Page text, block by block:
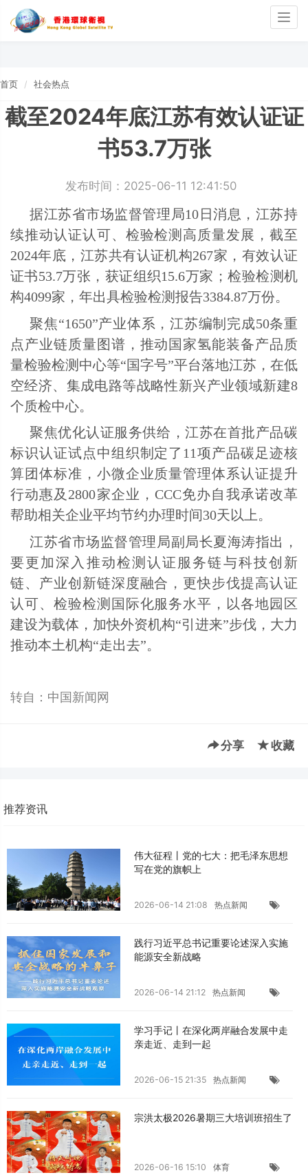
首页 社会热点
截至2024年底江苏有效认证证
书53.7万张
发布时间：2025-06-11 12:41:50
据江苏省市场监督管理局10日消息，江苏持
续推动认证认可、检验检测高质量发展，截至
2024年底，江苏共有认证机构267家，有效认证
证书53.7万张，获证组织15.6万家；检验检测机
构4099家，年出具检验检测报告3384.87万份。
聚焦“1650”产业体系，江苏编制完成50条重
点产业链质量图谱，推动国家氢能装备产品质
量检验检测中心等“国字号”平台落地江苏，在低
空经济、集成电路等战略性新兴产业领域新建8
个质检中心。
聚焦优化认证服务供给，江苏在首批产品碳
标识认证试点中组织制定了11项产品碳足迹核
算团体标准，小微企业质量管理体系认证提升
行动惠及2800家企业，CCC免办自我承诺改革
帮助相关企业平均节约办理时间30天以上。
江苏省市场监督管理局副局长夏海涛指出，
要更加深入推动检测认证服务链与科技创新
链、产业创新链深度融合，更快步伐提高认证
认可、检验检测国际化服务水平，以各地园区
建设为载体，加快外资机构“引进来”步伐，大力
推动本土机构“走出去”。
转自：中国新闻网
分享 收藏
推荐资讯
伟大征程丨党的七大：把毛泽东思想
写在党的旗帜上
2026-06-14 21:08 热点新闻
践行习近平总书记重要论述深入实施
能源安全新战略
2026-06-14 21:12 热点新闻
学习手记丨在深化两岸融合发展中走
亲走近、走到一起
2026-06-15 21:35 热点新闻
宗洪太极2026暑期三大培训班招生了
2026-06-16 15:10 体育